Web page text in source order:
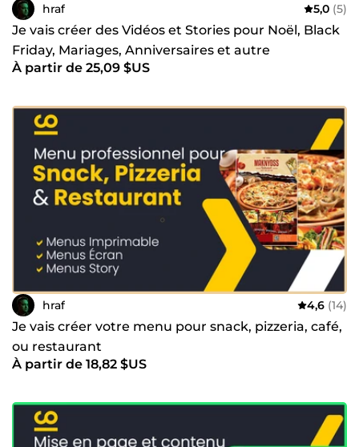
hraf 5,0 (5)
Je vais créer des Vidéos et Stories pour Noël, Black
Friday, Mariages, Anniversaires et autre
À partir de 25,09 $US
hraf 4,6 (14)
Je vais créer votre menu pour snack, pizzeria, café,
ou restaurant
À partir de 18,82 $US